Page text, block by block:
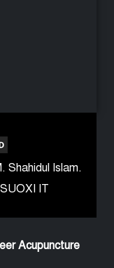
Shahidul Islam.
IT
Acupuncture